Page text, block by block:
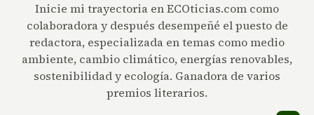
Inicie mi trayectoria en ECOticias.com como
colaboradora y después desempeñé el puesto de
redactora, especializada en temas como medio
ambiente, cambio climático, energías renovables,
sostenibilidad y ecología. Ganadora de varios
premios literarios.